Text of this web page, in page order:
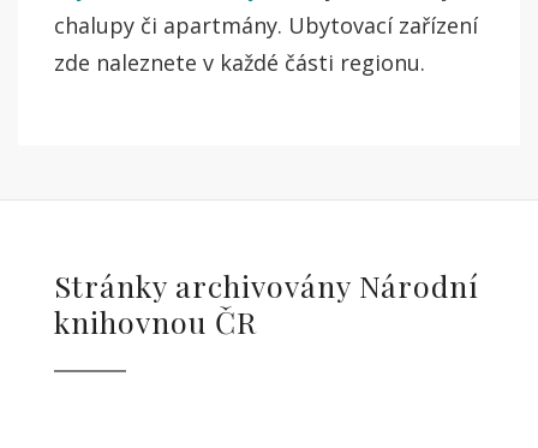
chalupy či apartmány. Ubytovací zařízení
zde naleznete v každé části regionu.
Stránky archivovány Národní
knihovnou ČR